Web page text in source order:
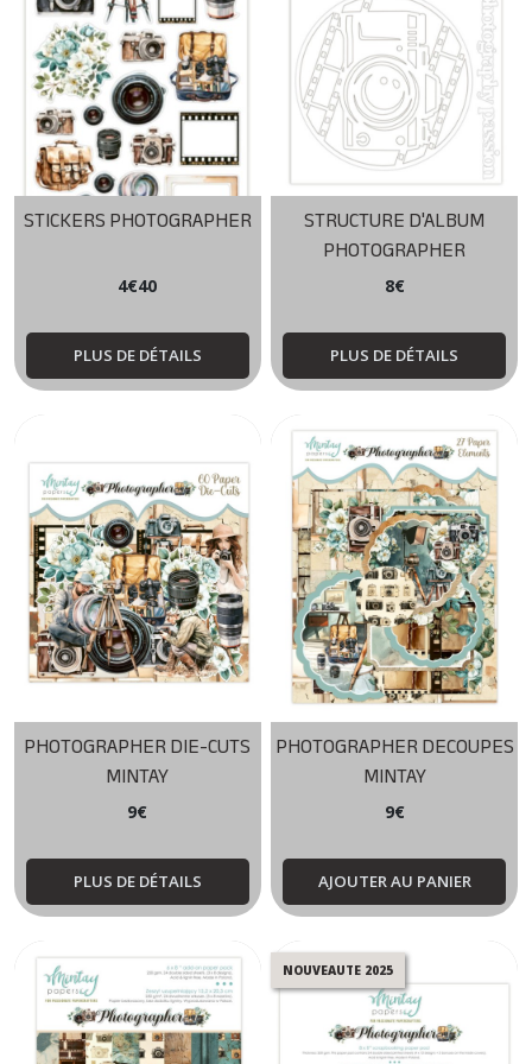
STICKERS PHOTOGRAPHER
4€40
PLUS DE DÉTAILS
STRUCTURE D'ALBUM
PHOTOGRAPHER
8€
PLUS DE DÉTAILS
PHOTOGRAPHER DIE-CUTS
MINTAY
9€
PLUS DE DÉTAILS
PHOTOGRAPHER DECOUPES
MINTAY
9€
AJOUTER AU PANIER
NOUVEAUTE 2025
HOME
SWEET
HOME
(7)
IN
MY
CRAFTROOM
LANE
(6)
PLAYTIME
(5)
SEE
YOU
IN
PARIS
MELODIES
Afficher
résultats